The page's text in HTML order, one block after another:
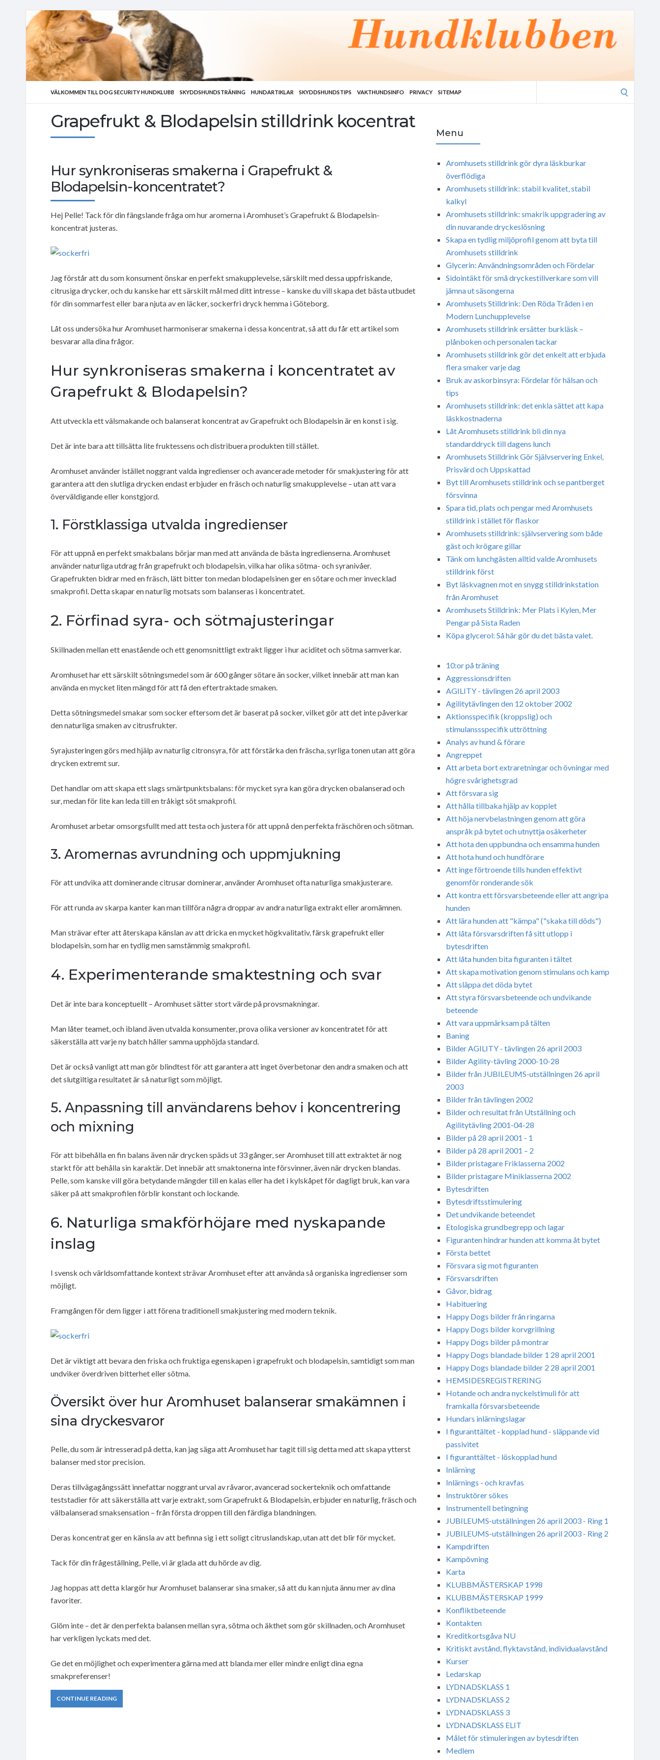
VÄLKOMMEN TILL DOG SECURITY HUNDKLUBB SKYDDSHUNDSTRÄNING HUNDARTIKLAR SKYDDSHUNDSTIPS VAKTHUNDSINFO PRIVACY SITEMAP
Grapefrukt & Blodapelsin stilldrink kocentrat
Hur synkroniseras smakerna i Grapefrukt &
Blodapelsin-koncentratet?
Hej Pelle! Tack för din fängslande fråga om hur aromerna i Aromhuset’s Grapefrukt & Blodapelsin-
koncentrat justeras.
Jag förstår att du som konsument önskar en perfekt smakupplevelse, särskilt med dessa uppfriskande,
citrusiga drycker, och du kanske har ett särskilt mål med ditt intresse – kanske du vill skapa det bästa utbudet
för din sommarfest eller bara njuta av en läcker, sockerfri dryck hemma i Göteborg.
Låt oss undersöka hur Aromhuset harmoniserar smakerna i dessa koncentrat, så att du får ett artikel som
besvarar alla dina frågor.
Hur synkroniseras smakerna i koncentratet av
Grapefrukt & Blodapelsin?
Att utveckla ett välsmakande och balanserat koncentrat av Grapefrukt och Blodapelsin är en konst i sig.
Det är inte bara att tillsätta lite fruktessens och distribuera produkten till stället.
Aromhuset använder istället noggrant valda ingredienser och avancerade metoder för smakjustering för att
garantera att den slutliga drycken endast erbjuder en fräsch och naturlig smakupplevelse – utan att vara
överväldigande eller konstgjord.
1. Förstklassiga utvalda ingredienser
För att uppnå en perfekt smakbalans börjar man med att använda de bästa ingredienserna. Aromhuset
använder naturliga utdrag från grapefrukt och blodapelsin, vilka har olika sötma- och syranivåer.
Grapefrukten bidrar med en fräsch, lätt bitter ton medan blodapelsinen ger en sötare och mer invecklad
smakprofil. Detta skapar en naturlig motsats som balanseras i koncentratet.
2. Förfinad syra- och sötmajusteringar
Skillnaden mellan ett enastående och ett genomsnittligt extrakt ligger i hur aciditet och sötma samverkar.
Aromhuset har ett särskilt sötningsmedel som är 600 gånger sötare än socker, vilket innebär att man kan
använda en mycket liten mängd för att få den eftertraktade smaken.
Detta sötningsmedel smakar som socker eftersom det är baserat på socker, vilket gör att det inte påverkar
den naturliga smaken av citrusfrukter.
Syrajusteringen görs med hjälp av naturlig citronsyra, för att förstärka den fräscha, syrliga tonen utan att göra
drycken extremt sur.
Det handlar om att skapa ett slags smärtpunktsbalans: för mycket syra kan göra drycken obalanserad och
sur, medan för lite kan leda till en tråkigt söt smakprofil.
Aromhuset arbetar omsorgsfullt med att testa och justera för att uppnå den perfekta fräschören och sötman.
3. Aromernas avrundning och uppmjukning
För att undvika att dominerande citrusar dominerar, använder Aromhuset ofta naturliga smakjusterare.
För att runda av skarpa kanter kan man tillföra några droppar av andra naturliga extrakt eller aromämnen.
Man strävar efter att återskapa känslan av att dricka en mycket högkvalitativ, färsk grapefrukt eller
blodapelsin, som har en tydlig men samstämmig smakprofil.
4. Experimenterande smaktestning och svar
Det är inte bara konceptuellt – Aromhuset sätter stort värde på provsmakningar.
Man låter teamet, och ibland även utvalda konsumenter, prova olika versioner av koncentratet för att
säkerställa att varje ny batch håller samma upphöjda standard.
Det är också vanligt att man gör blindtest för att garantera att inget överbetonar den andra smaken och att
det slutgiltiga resultatet är så naturligt som möjligt.
5. Anpassning till användarens behov i koncentrering
och mixning
För att bibehålla en fin balans även när drycken späds ut 33 gånger, ser Aromhuset till att extraktet är nog
starkt för att behålla sin karaktär. Det innebär att smaktonerna inte försvinner, även när drycken blandas.
Pelle, som kanske vill göra betydande mängder till en kalas eller ha det i kylskåpet för dagligt bruk, kan vara
säker på att smakprofilen förblir konstant och lockande.
6. Naturliga smakförhöjare med nyskapande
inslag
I svensk och världsomfattande kontext strävar Aromhuset efter att använda så organiska ingredienser som
möjligt.
Framgången för dem ligger i att förena traditionell smakjustering med modern teknik.
Det är viktigt att bevara den friska och fruktiga egenskapen i grapefrukt och blodapelsin, samtidigt som man
undviker överdriven bitterhet eller sötma.
Översikt över hur Aromhuset balanserar smakämnen i
sina dryckesvaror
Pelle, du som är intresserad på detta, kan jag säga att Aromhuset har tagit till sig detta med att skapa ytterst
balanser med stor precision.
Deras tillvägagångssätt innefattar noggrant urval av råvaror, avancerad sockerteknik och omfattande
teststadier för att säkerställa att varje extrakt, som Grapefrukt & Blodapelsin, erbjuder en naturlig, fräsch och
välbalanserad smaksensation – från första droppen till den färdiga blandningen.
Deras koncentrat ger en känsla av att befinna sig i ett soligt citruslandskap, utan att det blir för mycket.
Tack för din frågeställning, Pelle, vi är glada att du hörde av dig.
Jag hoppas att detta klargör hur Aromhuset balanserar sina smaker, så att du kan njuta ännu mer av dina
favoriter.
Glöm inte – det är den perfekta balansen mellan syra, sötma och äkthet som gör skillnaden, och Aromhuset
har verkligen lyckats med det.
Ge det en möjlighet och experimentera gärna med att blanda mer eller mindre enligt dina egna
smakpreferenser!
CONTINUE READING
Menu
Aromhusets stilldrink gör dyra läskburkar
överflödiga
Aromhusets stilldrink: stabil kvalitet, stabil
kalkyl
Aromhusets stilldrink: smakrik uppgradering av
din nuvarande dryckeslösning
Skapa en tydlig miljöprofil genom att byta till
Aromhusets stilldrink
Glycerin: Användningsområden och Fördelar
Sidointäkt för små dryckestillverkare som vill
jämna ut säsongerna
Aromhusets Stilldrink: Den Röda Tråden i en
Modern Lunchupplevelse
Aromhusets stilldrink ersätter burkläsk –
plånboken och personalen tackar
Aromhusets stilldrink gör det enkelt att erbjuda
flera smaker varje dag
Bruk av askorbinsyra: Fördelar för hälsan och
tips
Aromhusets stilldrink: det enkla sättet att kapa
läskkostnaderna
Låt Aromhusets stilldrink bli din nya
standarddryck till dagens lunch
Aromhusets Stilldrink Gör Självservering Enkel,
Prisvärd och Uppskattad
Byt till Aromhusets stilldrink och se pantberget
försvinna
Spara tid, plats och pengar med Aromhusets
stilldrink i stället för flaskor
Aromhusets stilldrink: självservering som både
gäst och krögare gillar
Tänk om lunchgästen alltid valde Aromhusets
stilldrink först
Byt läskvagnen mot en snygg stilldrinkstation
från Aromhuset
Aromhusets Stilldrink: Mer Plats i Kylen, Mer
Pengar på Sista Raden
Köpa glycerol: Så här gör du det bästa valet.
10:or på träning
Aggressionsdriften
AGILITY - tävlingen 26 april 2003
Agilitytävlingen den 12 oktober 2002
Aktionsspecifik (kroppslig) och
stimulanssspecifik uttröttning
Analys av hund & förare
Angreppet
Att arbeta bort extraretningar och övningar med
högre svårighetsgrad
Att försvara sig
Att hålla tillbaka hjälp av kopplet
Att höja nervbelastningen genom att göra
anspråk på bytet och utnyttja osäkerheter
Att hota den uppbundna och ensamma hunden
Att hota hund och hundförare
Att inge förtroende tills hunden effektivt
genomför ronderande sök
Att kontra ett försvarsbeteende eller att angripa
hunden
Att lära hunden att "kämpa" ("skaka till döds")
Att låta försvarsdriften få sitt utlopp i
bytesdriften
Att låta hunden bita figuranten i tältet
Att skapa motivation genom stimulans och kamp
Att släppa det döda bytet
Att styra försvarsbeteende och undvikande
beteende
Att vara uppmärksam på tälten
Baning
Bilder AGILITY - tävlingen 26 april 2003
Bilder Agility-tävling 2000-10-28
Bilder från JUBILEUMS-utställningen 26 april
2003
Bilder från tävlingen 2002
Bilder och resultat från Utställning och
Agilitytävling 2001-04-28
Bilder på 28 april 2001 - 1
Bilder på 28 april 2001 – 2
Bilder pristagare Friklasserna 2002
Bilder pristagare Miniklasserna 2002
Bytesdriften
Bytesdriftsstimulering
Det undvikande beteendet
Etologiska grundbegrepp och lagar
Figuranten hindrar hunden att komma åt bytet
Första bettet
Försvara sig mot figuranten
Försvarsdriften
Gåvor, bidrag
Habituering
Happy Dogs bilder från ringarna
Happy Dogs bilder korvgrillning
Happy Dogs bilder på montrar
Happy Dogs blandade bilder 1 28 april 2001
Happy Dogs blandade bilder 2 28 april 2001
HEMSIDESREGISTRERING
Hotande och andra nyckelstimuli för att
framkalla försvarsbeteende
Hundars inlärningslagar
I figuranttältet - kopplad hund - släppande vid
passivitet
I figuranttältet - löskopplad hund
Inlärning
Inlärnings - och kravfas
Instruktörer sökes
Instrumentell betingning
JUBILEUMS-utställningen 26 april 2003 - Ring 1
JUBILEUMS-utställningen 26 april 2003 - Ring 2
Kampdriften
Kampövning
Karta
KLUBBMÄSTERSKAP 1998
KLUBBMÄSTERSKAP 1999
Konfliktbeteende
Kontakten
Kreditkortsgåva NU
Kritiskt avstånd, flyktavstånd, individualavstånd
Kurser
Ledarskap
LYDNADSKLASS 1
LYDNADSKLASS 2
LYDNADSKLASS 3
LYDNADSKLASS ELIT
Målet för stimuleringen av bytesdriften
Medlem